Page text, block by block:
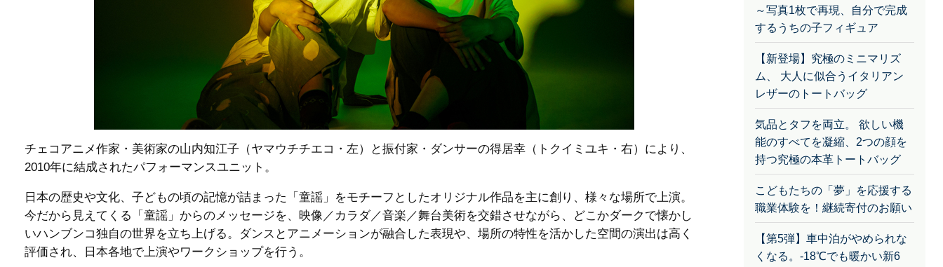
チェコアニメ作家・美術家の山内知江子（ヤマウチチエコ・左）と振付家・ダンサーの得居幸（トクイミユキ・右）により、
2010年に結成されたパフォーマンスユニット。
日本の歴史や文化、子どもの頃の記憶が詰まった「童謡」をモチーフとしたオリジナル作品を主に創り、様々な場所で上演。
今だから見えてくる「童謡」からのメッセージを、映像／カラダ／音楽／舞台美術を交錯させながら、どこかダークで懐かし
いハンブンコ独自の世界を立ち上げる。ダンスとアニメーションが融合した表現や、場所の特性を活かした空間の演出は高く
評価され、日本各地で上演やワークショップを行う。
～写真1枚で再現、自分で完成
するうちの子フィギュア
【新登場】究極のミニマリズ
ム、 大人に似合うイタリアン
レザーのトートバッグ
気品とタフを両立。 欲しい機
能のすべてを凝縮、2つの顔を
持つ究極の本革トートバッグ
こどもたちの「夢」を応援する
職業体験を！継続寄付のお願い
【第5弾】車中泊がやめられな
くなる。-18℃でも暖かい新6